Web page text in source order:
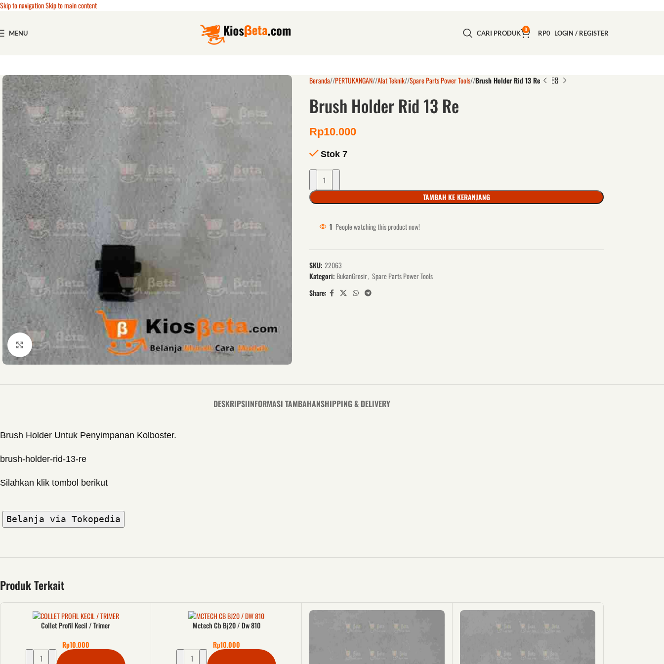
Skip to navigationSkip to main content
MENU CARI PRODUK 0 RP0 LOGIN / REGISTER
Click to enlarge
Beranda/ PERTUKANGAN/ Alat Teknik/ Spare Parts Power Tools/ Brush Holder Rid 13 Re
Brush Holder Rid 13 Re
Rp10.000
Stok 7
TAMBAH KE KERANJANG
1 People watching this product now!
SKU: 22063
Kategori: BukanGrosir, Spare Parts Power Tools
Share:
DESKRIPSIINFORMASI TAMBAHANSHIPPING & DELIVERY
Brush Holder Untuk Penyimpanan Kolboster.
brush-holder-rid-13-re
Silahkan klik tombol berikut
Belanja via Tokopedia
Produk Terkait
Collet Profil Kecil / Trimer
Rp10.000
Mctech Cb Bj20 / Dw 810
Rp10.000